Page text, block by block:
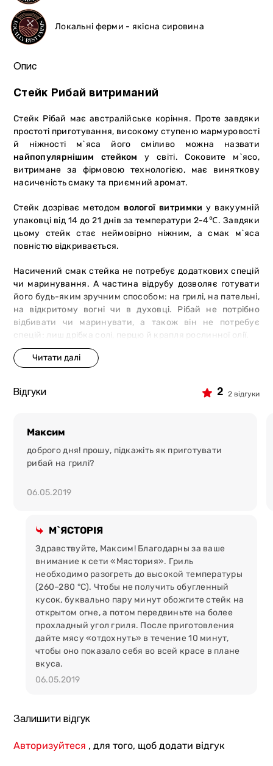
Локальні ферми - якісна сировина
Опис
Стейк Рибай витриманий
Стейк Рібай має австралійське коріння. Проте завдяки
простоті приготування, високому ступеню мармуровості
й ніжності м`яса його сміливо можна назвати
найпопулярнішим стейком
у світі. Соковите м`ясо,
витримане за фірмовою технологією, має виняткову
насиченість смаку та приємний аромат.
Стейк дозріває методом вологої витримки у вакуумній
упаковці від 14 до 21 днів за температури 2-4℃. Завдяки
цьому стейк стає неймовірно ніжним, а смак м`яса
повністю відкривається.
Насичений смак стейка не потребує додаткових спецій
чи маринування. А частина відрубу дозволяє готувати
його будь-яким зручним способом: на грилі, на пательні,
на відкритому вогні чи в духовці. Рібай не потрібно
відбивати чи маринувати, а також він не потребує
спецій: лиш дрібка солі, перцю й крапля рослинної олії.
5 причин замовити стейк в мережі
преміальний товар.
Ми отримуємо сировину від
забезпечують високі смакові характеристики м`яса;
безпека і якість.Під час відгодівлі не
використовуються гормони росту, ГМО або
перевірки на відповідність найвищим стандартам
м`яса такої ж якості за нижчою вартістю;
доставка товару Києвом та Україною. Замовляйте
товар на сайті, а ми доставимо його за адресою в
комфортний для вас час;
зручність зберігання.Ми доставляємо товар у
спеціальній захисній упаковці. Вона дозволяє
зберігати попередньо охолоджене м`ясо до місяця
при температурі від 0° до 5°С.
Вага продукції вказана в сирому вигляді. Замовляйте
доставку товару по Києву та містам України або
завітайте до найближчого магазину-ресторану мережі
Відгуки 2 2 відгуки
Максим
доброго дня! прошу, підкажіть як приготувати
рибай на грилі?
06.05.2019
М`ЯСТОРІЯ
Здравствуйте, Максим! Благодарны за ваше
внимание к сети «Мястория». Гриль
необходимо разогреть до высокой температуры
(260–280 °С). Чтобы не получить обугленный
кусок, буквально пару минут обожгите стейк на
открытом огне, а потом передвиньте на более
прохладный угол гриля. После приготовления
дайте мясу «отдохнуть» в течение 10 минут,
чтобы оно показало себя во всей красе в плане
вкуса.
06.05.2019
Залишити відгук
Авторизуйтеся , для того, щоб додати відгук